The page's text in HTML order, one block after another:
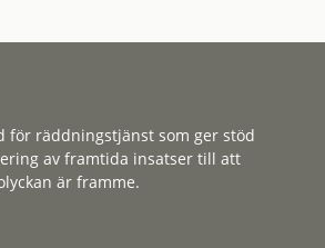
för räddningstjänst som ger stöd
av framtida insatser till att
är framme.